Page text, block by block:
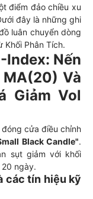
điểm đảo chiều xu
đây là những ghi
luân chuyển dòng
Khối Phân Tích.
Index: Nến
MA(20) Và
Giảm Vol
cửa điều chỉnh
Black Candle".
sụt giảm với khối
ngày.
các tín hiệu kỹ